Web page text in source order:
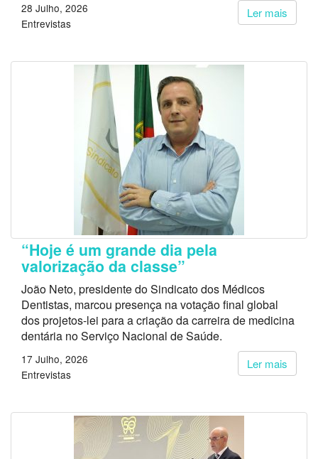
Ler mais
28 Julho, 2026
Entrevistas
“Hoje é um grande dia pela
valorização da classe”
João Neto, presidente do Sindicato dos Médicos
Dentistas, marcou presença na votação final global
dos projetos-lei para a criação da carreira de medicina
dentária no Serviço Nacional de Saúde.
Ler mais
17 Julho, 2026
Entrevistas